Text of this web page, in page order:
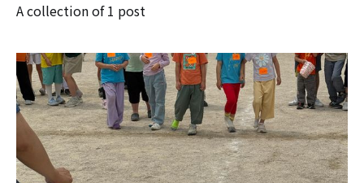
A collection of 1 post